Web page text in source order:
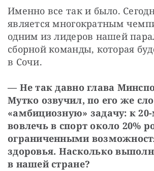
Именно все так и было.
является многократным
одним из лидеров нашей
сборной команды, которая
в Сочи.
— Не так давно глава
Мутко озвучил, по его же
«амбициозную» задачу: к
вовлечь в спорт около 20%
ограниченными
здоровья. Насколько
в нашей стране?